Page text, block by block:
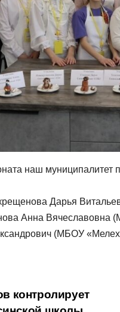
наш муниципалитет
Дарья
Анна
(МБОУ
контролирует